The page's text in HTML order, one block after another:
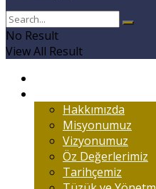
No Result
View All Result
Hakkımızda
Misyonumuz
Vizyonumuz
Öz Değerlerimiz
Tarihçemiz